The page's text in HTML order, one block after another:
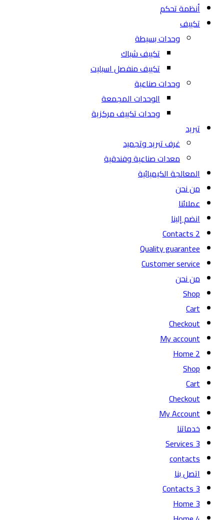
أنظمة تحكم
تكييف
وحدات بسيطة
تكييف شباك
تكييف منفصل اسبليت
وحدات صناعية
الوحدات المجمعة
وحدات تكييف مركزية
تبريد
غرف تبريد وتجميد
معدات صناعية وفندقية
المعالجة الكيميائية
من نحن
عملائنا
انضم إلينا
Contacts 2
Quality guarantee
Customer service
من نحن
Shop
Cart
Checkout
My account
Home 2
Shop
Cart
Checkout
My Account
خدماتنا
Services 3
contacts
اتصل بنا
Contacts 3
Home 3